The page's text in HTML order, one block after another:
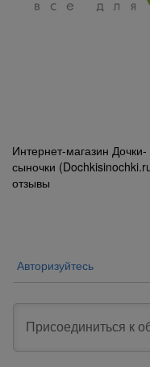
Навигация
по
Интернет-магазин Дочки-
сыночки
отзывы
Авторизуйтесь